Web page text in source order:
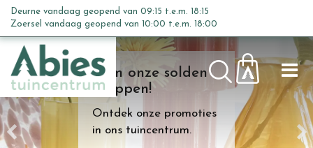
n
c
o
n
Kom onze solden
shoppen!
Ontdek onze promoties
in ons tuincentrum.
Deurne vandaag geopend van 09:15 t.e.m. 18:15
Zoersel vandaag geopend van 10:00 t.e.m. 18:00